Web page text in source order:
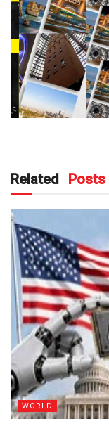
Related Posts
WORLD